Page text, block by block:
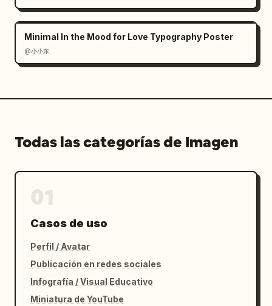
Minimal In the Mood for Love Typography Poster
@小小东
Todas las categorías de Imagen
Casos de uso
Perfil / Avatar
Publicación en redes sociales
Infografía / Visual Educativo
Miniatura de YouTube